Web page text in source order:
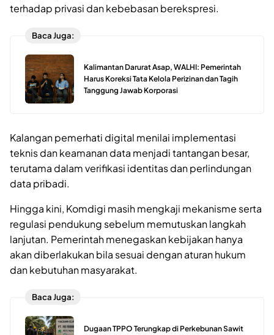
terhadap privasi dan kebebasan berekspresi.
Baca Juga:
Kalimantan Darurat Asap, WALHI: Pemerintah
Harus Koreksi Tata Kelola Perizinan dan Tagih
Tanggung Jawab Korporasi
Kalangan pemerhati digital menilai implementasi
teknis dan keamanan data menjadi tantangan besar,
terutama dalam verifikasi identitas dan perlindungan
data pribadi.
Hingga kini, Komdigi masih mengkaji mekanisme serta
regulasi pendukung sebelum memutuskan langkah
lanjutan. Pemerintah menegaskan kebijakan hanya
akan diberlakukan bila sesuai dengan aturan hukum
dan kebutuhan masyarakat.
Baca Juga:
Dugaan TPPO Terungkap di Perkebunan Sawit